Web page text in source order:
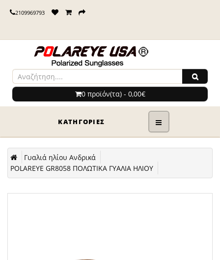
2109969793
0 προϊόν(τα) - 0,00€
ΚΑΤΗΓΟΡΊΕΣ
Γυαλιά ηλίου Ανδρικά
POLAREYE GR8058 ΠΟΛΩΤΙΚΑ ΓΥΑΛΙΑ ΗΛΙΟΥ